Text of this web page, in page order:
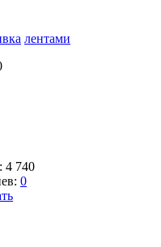
лентами
4 740
0